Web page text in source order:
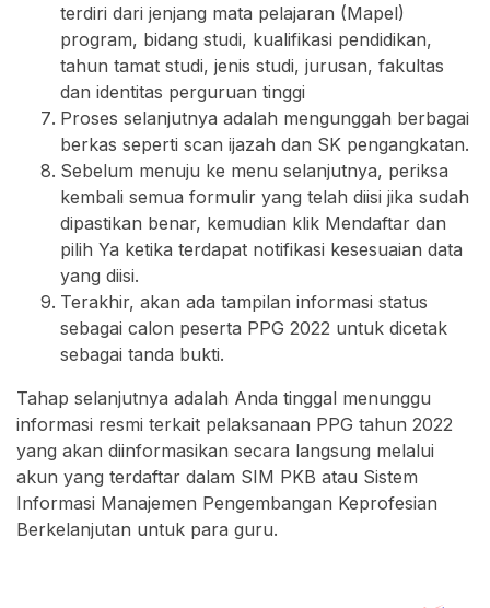
terdiri dari jenjang mata pelajaran (Mapel)
program, bidang studi, kualifikasi pendidikan,
tahun tamat studi, jenis studi, jurusan, fakultas
dan identitas perguruan tinggi
Proses selanjutnya adalah mengunggah berbagai
berkas seperti scan ijazah dan SK pengangkatan.
Sebelum menuju ke menu selanjutnya, periksa
kembali semua formulir yang telah diisi jika sudah
dipastikan benar, kemudian klik Mendaftar dan
pilih Ya ketika terdapat notifikasi kesesuaian data
yang diisi.
Terakhir, akan ada tampilan informasi status
sebagai calon peserta PPG 2022 untuk dicetak
sebagai tanda bukti.
Tahap selanjutnya adalah Anda tinggal menunggu
informasi resmi terkait pelaksanaan PPG tahun 2022
yang akan diinformasikan secara langsung melalui
akun yang terdaftar dalam SIM PKB atau Sistem
Informasi Manajemen Pengembangan Keprofesian
Berkelanjutan untuk para guru.